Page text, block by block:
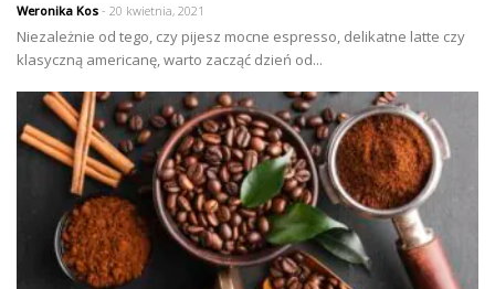
Weronika Kos - 20 kwietnia, 2021
Niezależnie od tego, czy pijesz mocne espresso, delikatne latte czy
klasyczną americanę, warto zacząć dzień od...